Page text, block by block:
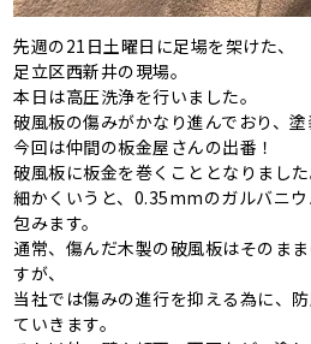
先週の21日土曜日に足場を架けた、
足立区西新井の現場。
本日は高圧洗浄を行いました。
破風板の傷みがかなり進んでおり、塗
今回は仲間の板金屋さんの出番！
破風板に板金を巻くこととなりました
細かくいうと、0.35mmのガルバニ
包みます。
通常、傷んだ木製の破風板はそのま
すが、
当社では傷みの進行を抑える為に、
ていきます。